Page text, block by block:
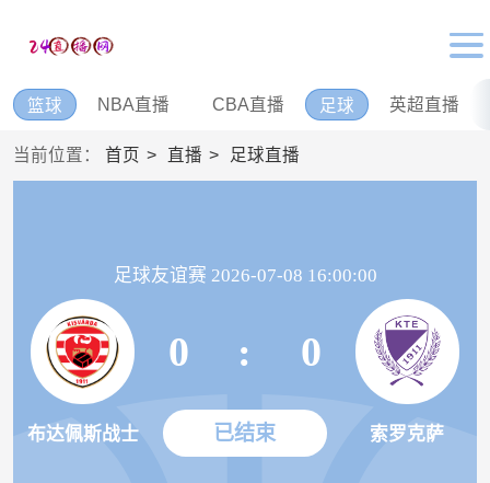
篮球 NBA直播 CBA直播 足球 英超直播
当前位置： 首页 直播 足球直播
足球友谊赛 2026-07-08 16:00:00
布达佩斯战士
0 : 0
已结束 索罗克萨